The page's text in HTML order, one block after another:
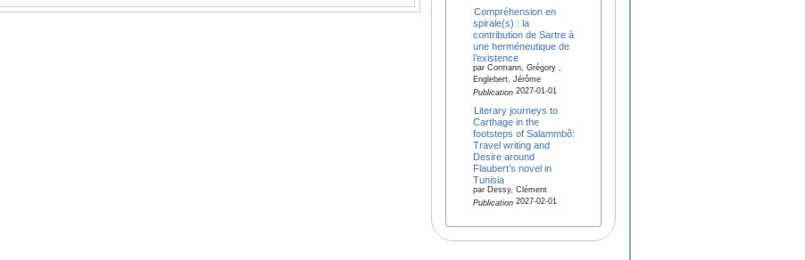
Compréhension en
spirale(s) : la
contribution de Sartre à
une herméneutique de
l’existence
par Cormann, Grégory ,
Englebert, Jérôme
Publication2027-01-01
Literary journeys to
Carthage in the
footsteps of Salammbô:
Travel writing and
Desire around
Flaubert’s novel in
Tunisia
par Dessy, Clément
Publication2027-02-01